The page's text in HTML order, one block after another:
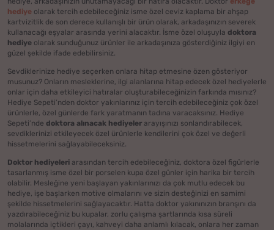
hediye olarak tercih edebileceğiniz isme özel ceviz kaplama bir ahşap
kartvizitlik de son derece kullanışlı bir ürün olarak, arkadaşınızın severek
kullanacağı eşyalar arasında yerini alacaktır. İsme özel oluşuyla doktora
hediye olarak sunduğunuz ürünler ile arkadaşınıza gösterdiğiniz ilgiyi en
güzel şekilde ifade edebilirsiniz.
Sevdiklerinize hediye seçerken onlara hitap etmesine özen gösteriyor
musunuz? Onların mesleklerine, ilgi alanlarına hitap edecek özel hediyelerle
onlar için daha etkileyici hatıralar oluşturabileceğinizin farkında mısınız?
Hediye Sepeti’nden doktor yakınlarınız için tercih edebileceğiniz çok özel
ürünlerle, özel günlerde fark yaratmanın tadına varacaksınız. Hediye
Sepeti’nde doktora alınacak hediyeler arayışınızı sonlandırabilecek,
sevdiklerinizi etkileyecek özel ürünlerle kendilerini çok özel ve değerli
hissetmelerini sağlayabileceksiniz.
Doktor hediyeleri arasından tercih edebileceğiniz, doktora özel figürlerle
tasarlanmış isme özel bir porselen kupa özel günler için harika bir tercih
olabilir. Mesleğine yeni başlayan yakınlarınızı da çok mutlu edecek bu
hediye, işe başlarken motive olmalarını ve sizin desteğinizi en samimi
şekilde hissetmelerini sağlayacaktır. Hatta doktor yakınınızın branşını da
yazdırabileceğiniz bu kupalar, zorlu çalışma şartlarında kısa süreli
molalarında içtikleri çayı, kahveyi daha anlamlı kılacak, onlara her zaman